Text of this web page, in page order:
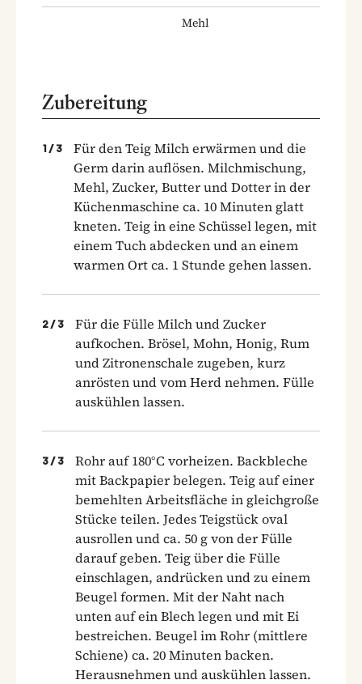
Mehl
Zubereitung
1 / 3
Für den Teig Milch erwärmen und die
Germ darin auflösen. Milchmischung,
Mehl, Zucker, Butter und Dotter in der
Küchenmaschine ca. 10 Minuten glatt
kneten. Teig in eine Schüssel legen, mit
einem Tuch abdecken und an einem
warmen Ort ca. 1 Stunde gehen lassen.
2 / 3
Für die Fülle Milch und Zucker
aufkochen. Brösel, Mohn, Honig, Rum
und Zitronenschale zugeben, kurz
anrösten und vom Herd nehmen. Fülle
auskühlen lassen.
3 / 3
Rohr auf 180°C vorheizen. Backbleche
mit Backpapier belegen. Teig auf einer
bemehlten Arbeitsfläche in gleichgroße
Stücke teilen. Jedes Teigstück oval
ausrollen und ca. 50 g von der Fülle
darauf geben. Teig über die Fülle
einschlagen, andrücken und zu einem
Beugel formen. Mit der Naht nach
unten auf ein Blech legen und mit Ei
bestreichen. Beugel im Rohr (mittlere
Schiene) ca. 20 Minuten backen.
Herausnehmen und auskühlen lassen.